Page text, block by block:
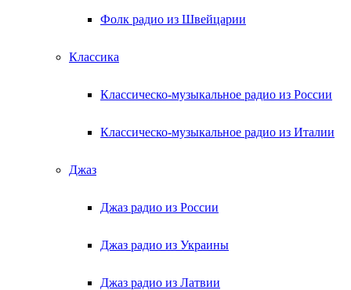
Фолк радио из Швейцарии
Классика
Классическо-музыкальное радио из России
Классическо-музыкальное радио из Италии
Джаз
Джаз радио из России
Джаз радио из Украины
Джаз радио из Латвии